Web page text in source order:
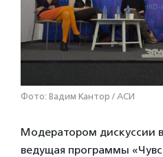
Фото: Вадим Кантор / АСИ
Модератором дискуссии
ведущая программы